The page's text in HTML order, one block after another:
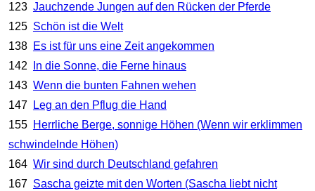
123 Jauchzende Jungen auf den Rücken der Pferde
125 Schön ist die Welt
138 Es ist für uns eine Zeit angekommen
142
In die Sonne, die Ferne hinaus
143 Wenn die bunten Fahnen wehen
147
Leg an den Pflug die Hand
155 Herrliche Berge, sonnige Höhen (Wenn wir erklimmen
schwindelnde Höhen)
164 Wir sind durch Deutschland gefahren
167 Sascha geizte mit den Worten (Sascha liebt nicht